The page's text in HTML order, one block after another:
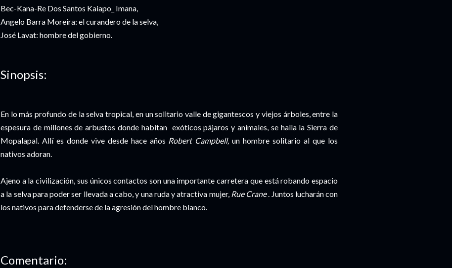
Bec-Kana-Re Dos Santos Kaiapo_ Imana,
Angelo Barra Moreira: el curandero de la selva,
José Lavat: hombre del gobierno.
Sinopsis:
En lo más profundo de la selva tropical, en un solitario valle de gigantescos y viejos árboles, entre la
espesura de millones de arbustos donde habitan exóticos pájaros y animales, se halla la Sierra de
Mopalapal. Allí es donde vive desde hace años Robert Campbell, un hombre solitario al que los
nativos adoran.
Ajeno a la civilización, sus únicos contactos son una importante carretera que está robando espacio
a la selva para poder ser llevada a cabo, y una ruda y atractiva mujer, Rue Crane. Juntos lucharán con
los nativos para defenderse de la agresión del hombre blanco.
Comentario: